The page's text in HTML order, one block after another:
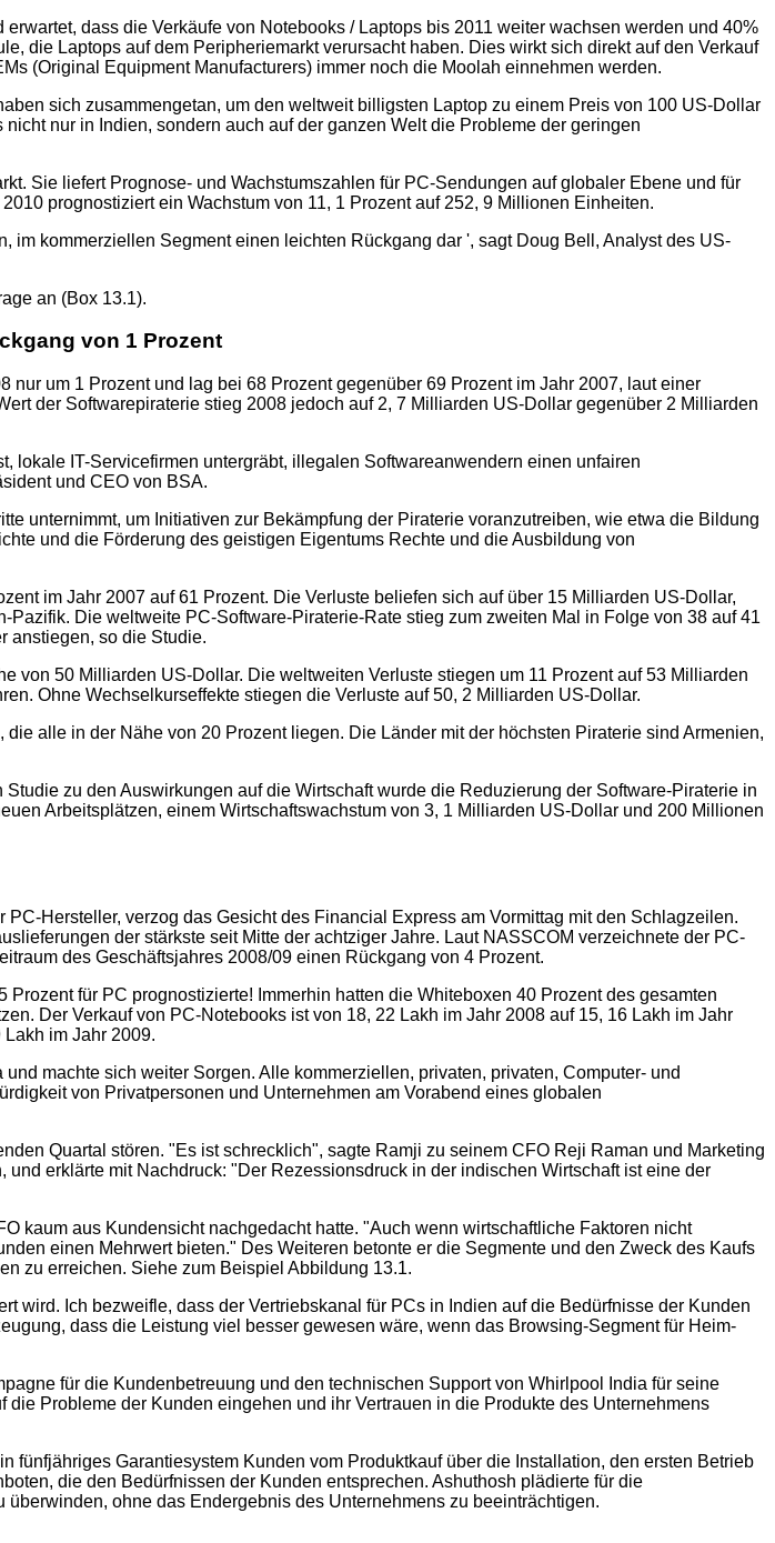
dass die Verkäufe von Notebooks / Laptops bis 2011 weiter wachsen werden und 40%
die Laptops auf dem Peripheriemarkt verursacht haben. Dies wirkt sich direkt auf den Verkauf
(Original Equipment Manufacturers) immer noch die Moolah einnehmen werden.
sich zusammengetan, um den weltweit billigsten Laptop zu einem Preis von 100 US-Dollar
nur in Indien, sondern auch auf der ganzen Welt die Probleme der geringen
Sie liefert Prognose- und Wachstumszahlen für PC-Sendungen auf globaler Ebene und für
prognostiziert ein Wachstum von 11, 1 Prozent auf 252, 9 Millionen Einheiten.
kommerziellen Segment einen leichten Rückgang dar ', sagt Doug Bell, Analyst des US-
an (Box 13.1).
von 1 Prozent
um 1 Prozent und lag bei 68 Prozent gegenüber 69 Prozent im Jahr 2007, laut einer
der Softwarepiraterie stieg 2008 jedoch auf 2, 7 Milliarden US-Dollar gegenüber 2 Milliarden
lokale IT-Servicefirmen untergräbt, illegalen Softwareanwendern einen unfairen
und CEO von BSA.
unternimmt, um Initiativen zur Bekämpfung der Piraterie voranzutreiben, wie etwa die Bildung
und die Förderung des geistigen Eigentums Rechte und die Ausbildung von
im Jahr 2007 auf 61 Prozent. Die Verluste beliefen sich auf über 15 Milliarden US-Dollar,
Die weltweite PC-Software-Piraterie-Rate stieg zum zweiten Mal in Folge von 38 auf 41
anstiegen, so die Studie.
von 50 Milliarden US-Dollar. Die weltweiten Verluste stiegen um 11 Prozent auf 53 Milliarden
Ohne Wechselkurseffekte stiegen die Verluste auf 50, 2 Milliarden US-Dollar.
alle in der Nähe von 20 Prozent liegen. Die Länder mit der höchsten Piraterie sind Armenien,
zu den Auswirkungen auf die Wirtschaft wurde die Reduzierung der Software-Piraterie in
Arbeitsplätzen, einem Wirtschaftswachstum von 3, 1 Milliarden US-Dollar und 200 Millionen
Hersteller, verzog das Gesicht des Financial Express am Vormittag mit den Schlagzeilen.
der stärkste seit Mitte der achtziger Jahre. Laut NASSCOM verzeichnete der PC-
des Geschäftsjahres 2008/09 einen Rückgang von 4 Prozent.
für PC prognostizierte! Immerhin hatten die Whiteboxen 40 Prozent des gesamten
Der Verkauf von PC-Notebooks ist von 18, 22 Lakh im Jahr 2008 auf 15, 16 Lakh im Jahr
im Jahr 2009.
machte sich weiter Sorgen. Alle kommerziellen, privaten, privaten, Computer- und
von Privatpersonen und Unternehmen am Vorabend eines globalen
Quartal stören. "Es ist schrecklich", sagte Ramji zu seinem CFO Reji Raman und Marketing
erklärte mit Nachdruck: "Der Rezessionsdruck in der indischen Wirtschaft ist eine der
kaum aus Kundensicht nachgedacht hatte. "Auch wenn wirtschaftliche Faktoren nicht
einen Mehrwert bieten." Des Weiteren betonte er die Segmente und den Zweck des Kaufs
zu erreichen. Siehe zum Beispiel Abbildung 13.1.
wird. Ich bezweifle, dass der Vertriebskanal für PCs in Indien auf die Bedürfnisse der Kunden
dass die Leistung viel besser gewesen wäre, wenn das Browsing-Segment für Heim-
für die Kundenbetreuung und den technischen Support von Whirlpool India für seine
Probleme der Kunden eingehen und ihr Vertrauen in die Produkte des Unternehmens
Garantiesystem Kunden vom Produktkauf über die Installation, den ersten Betrieb
die den Bedürfnissen der Kunden entsprechen. Ashuthosh plädierte für die
ohne das Endergebnis des Unternehmens zu beeinträchtigen.